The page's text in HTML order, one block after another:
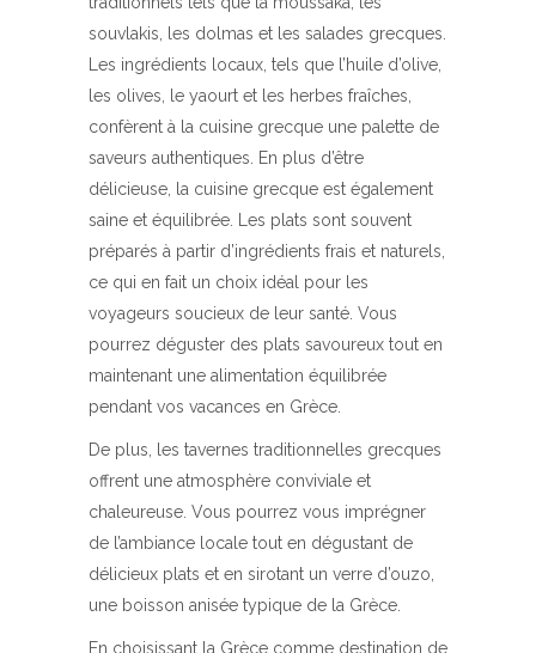
souvlakis, les dolmas et les salades grecques.
Les ingrédients locaux, tels que l’huile d’olive,
les olives, le yaourt et les herbes fraîches,
confèrent à la cuisine grecque une palette de
saveurs authentiques. En plus d’être
délicieuse, la cuisine grecque est également
saine et équilibrée. Les plats sont souvent
préparés à partir d’ingrédients frais et naturels,
ce qui en fait un choix idéal pour les
voyageurs soucieux de leur santé. Vous
pourrez déguster des plats savoureux tout en
maintenant une alimentation équilibrée
pendant vos vacances en Grèce.
De plus, les tavernes traditionnelles grecques
offrent une atmosphère conviviale et
chaleureuse. Vous pourrez vous imprégner
de l’ambiance locale tout en dégustant de
délicieux plats et en sirotant un verre d’ouzo,
une boisson anisée typique de la Grèce.
En choisissant la Grèce comme destination de